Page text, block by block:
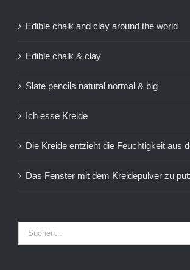
Edible chalk and clay around the world
Edible chalk & clay
Slate pencils natural normal & big
Ich esse Kreide
Die Kreide entzieht die Feuchtigkeit aus
Das Fenster mit dem Kreidepulver zu